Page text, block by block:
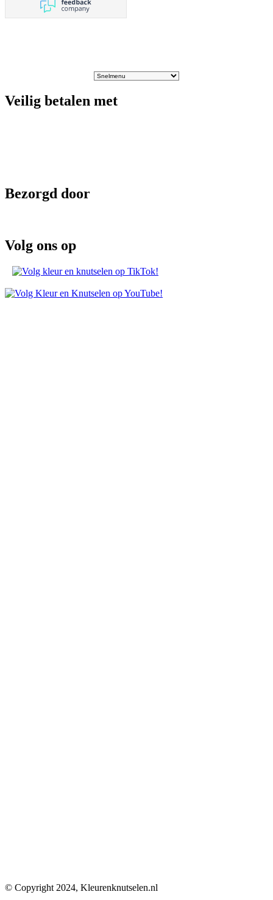
Veilig betalen met
Bezorgd door
Volg ons op
© Copyright 2024, Kleurenknutselen.nl